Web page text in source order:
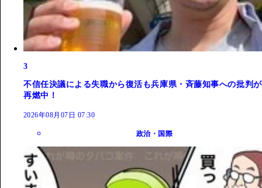
3
不信任決議による失職から復活も兵庫県・斉藤知事への批判が
再燃中！
2026年08月07日 07:30
政治・国際